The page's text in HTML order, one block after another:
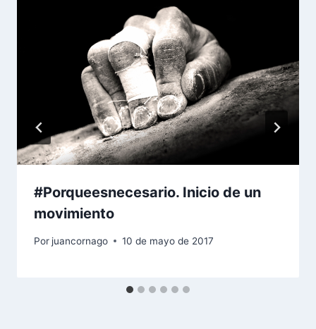
#Porqueesnecesario. Inicio de un
movimiento
Por juancornago 10 de mayo de 2017